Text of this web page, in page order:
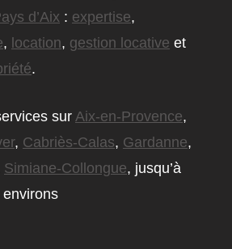
d’Aix : expertise,
, location, gestion locative et
.
sur Aix-en-Provence,
, Cabriès-Calas, Gardanne,
Simiane-Collongue, jusqu’à